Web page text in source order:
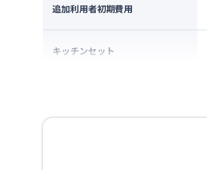
追加利用者初期費用
キッチンセット